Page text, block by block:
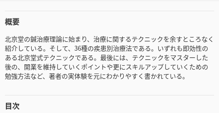
概要
北京堂の鍼治療理論に始まり、治療に関するテクニックを余すところなく
紹介している。そして、36種の疾患別治療法である。いずれも即効性の
ある北京堂式テクニックである。最後には、テクニックをマスターした
後の、開業を維持していくポイントや更にスキルアップしていくための
勉強方法など、著者の実体験を元にわかりやすく書かれている。
目次